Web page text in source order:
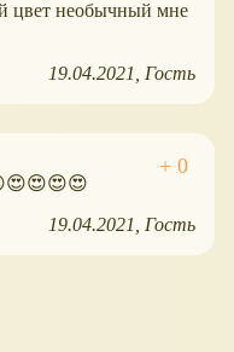
цвет необычный мне
19.04.2021 Гость
19.04.2021 Гость